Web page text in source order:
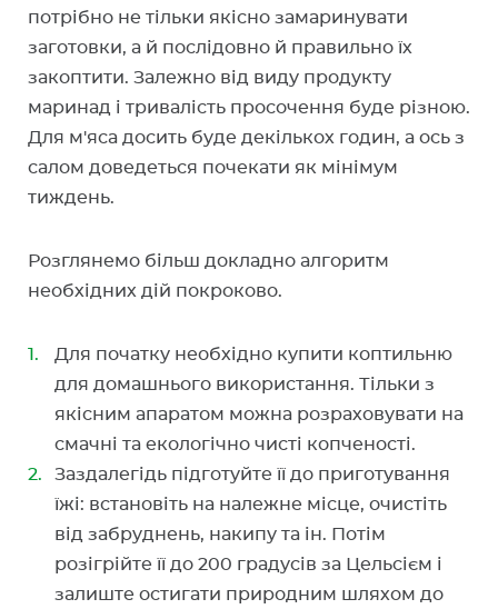
потрібно не тільки якісно замаринувати
заготовки, а й послідовно й правильно їх
закоптити. Залежно від виду продукту
маринад і тривалість просочення буде різною.
Для м'яса досить буде декількох годин, а ось з
салом доведеться почекати як мінімум
тиждень.
Розглянемо більш докладно алгоритм
необхідних дій покроково.
Для початку необхідно купити коптильню
для домашнього використання. Тільки з
якісним апаратом можна розраховувати на
смачні та екологічно чисті копченості.
Заздалегідь підготуйте її до приготування
їжі: встановіть на належне місце, очистіть
від забруднень, накипу та ін. Потім
розігрійте її до 200 градусів за Цельсієм і
залиште остигати природним шляхом до